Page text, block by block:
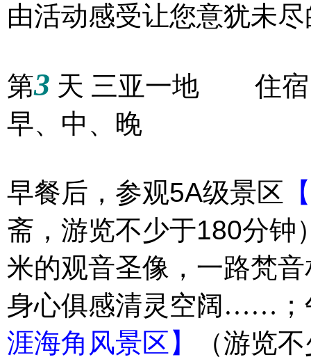
由活动感受让您意犹未
第3 天 三亚一地 住宿
早、中、晚
早餐后，参观5A级景区
斋，游览不少于180分钟
米的观音圣像，一路梵
身心俱感清灵空阔……；
涯海角风景区】
（游览